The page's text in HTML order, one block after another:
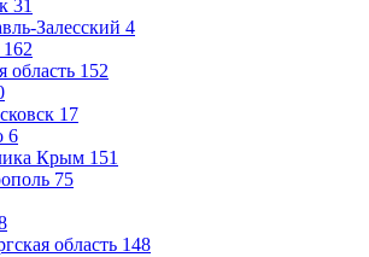
31
Залесский 4
162
область 152
17
6
Крым 151
75
область 148